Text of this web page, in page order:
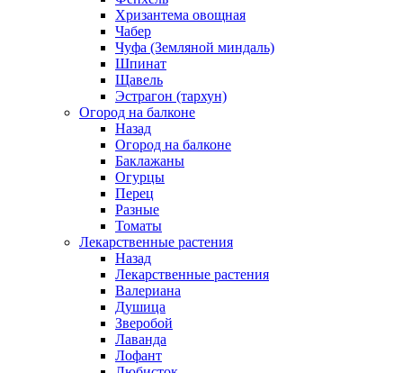
Хризантема овощная
Чабер
Чуфа (Земляной миндаль)
Шпинат
Щавель
Эстрагон (тархун)
Огород на балконе
Назад
Огород на балконе
Баклажаны
Огурцы
Перец
Разные
Томаты
Лекарственные растения
Назад
Лекарственные растения
Валериана
Душица
Зверобой
Лаванда
Лофант